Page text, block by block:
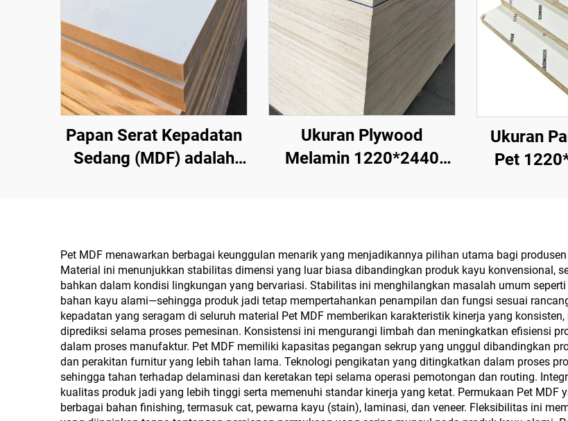
Papan Serat Kepadatan
Sedang (MDF) adalah
serat tanaman lainnya,
digunakan sebagai
papan dapur, papan
furnitur, dan juga papan
kemasan
Ukuran Plywood
Melamin 1220*2440
Melamin untuk Dekorasi
Kabinet
Ukuran
Pet
Doff untuk
Pet MDF menawarkan berbagai keunggulan menarik yang menjadikannya pilihan utama bagi
Material ini menunjukkan stabilitas dimensi yang luar biasa dibandingkan produk kayu konvensional,
bahkan dalam kondisi lingkungan yang bervariasi. Stabilitas ini menghilangkan masalah umum
bahan kayu alami—sehingga produk jadi tetap mempertahankan penampilan dan fungsi sesuai
kepadatan yang seragam di seluruh material Pet MDF memberikan karakteristik kinerja yang
diprediksi selama proses pemesinan. Konsistensi ini mengurangi limbah dan meningkatkan efisiensi
dalam proses manufaktur. Pet MDF memiliki kapasitas pegangan sekrup yang unggul dibandingkan
dan perakitan furnitur yang lebih tahan lama. Teknologi pengikatan yang ditingkatkan dalam proses
sehingga tahan terhadap delaminasi dan keretakan tepi selama operasi pemotongan dan routing.
kualitas produk jadi yang lebih tinggi serta memenuhi standar kinerja yang ketat. Permukaan Pet
berbagai bahan finishing, termasuk cat, pewarna kayu (stain), laminasi, dan veneer. Fleksibilitas ini